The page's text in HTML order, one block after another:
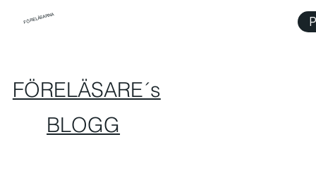
FÖRELÄSARNA
FÖRELÄSARE´s
BLOGG